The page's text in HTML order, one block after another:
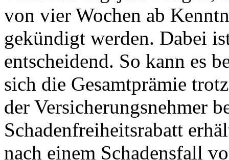
von vier Wochen ab
gekündigt werden. Dabei
entscheidend. So kann es
sich die Gesamtprämie
der Versicherungsnehmer
Schadenfreiheitsrabatt
nach einem Schadensfall